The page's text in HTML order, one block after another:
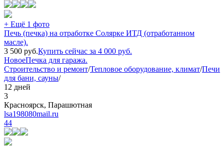
+ Ещё 1 фото
Печь (печка) на отработке Солярке ИТД (отработанном
масле).
3 500 руб.Купить сейчас за 4 000 руб.
НовоеПечка для гаража.
Строительство и ремонт/Тепловое оборудование, климат/Печи
для бани, сауны/
12 дней
3
Красноярск, Парашютная
lsa198080mail.ru
44